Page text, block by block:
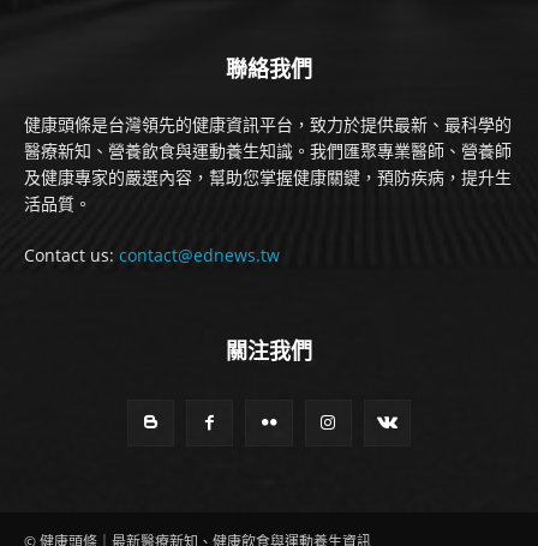
聯絡我們
健康頭條是台灣領先的健康資訊平台，致力於提供最新、最科學的
醫療新知、營養飲食與運動養生知識。我們匯聚專業醫師、營養師
及健康專家的嚴選內容，幫助您掌握健康關鍵，預防疾病，提升生
活品質。
Contact us: contact@ednews.tw
關注我們